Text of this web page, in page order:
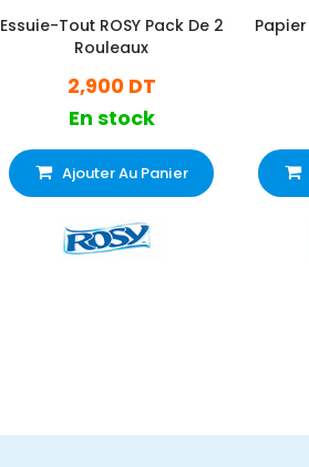
Essuie-Tout ROSY Pack De 2
Rouleaux
2,900 DT
En stock
Ajouter Au Panier
Papier